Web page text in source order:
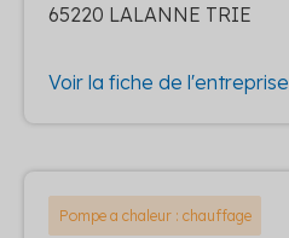
65220 LALANNE TRIE
Voir la fiche de l'entreprise
Pompe a chaleur : chauffage